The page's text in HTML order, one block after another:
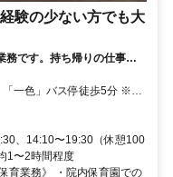
験の少ない方でも大
務です。持ち帰りの仕事は
。
、14:10〜19:30（休憩100
1〜2時間程度
育業務》 ・院内保育園での